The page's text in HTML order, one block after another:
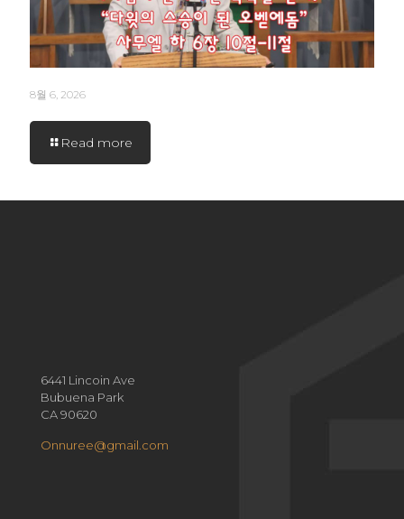
8월 6, 2026
Read more
6441 Lincoin Ave
Bubuena Park
CA 90620
Onnuree@gmail.com